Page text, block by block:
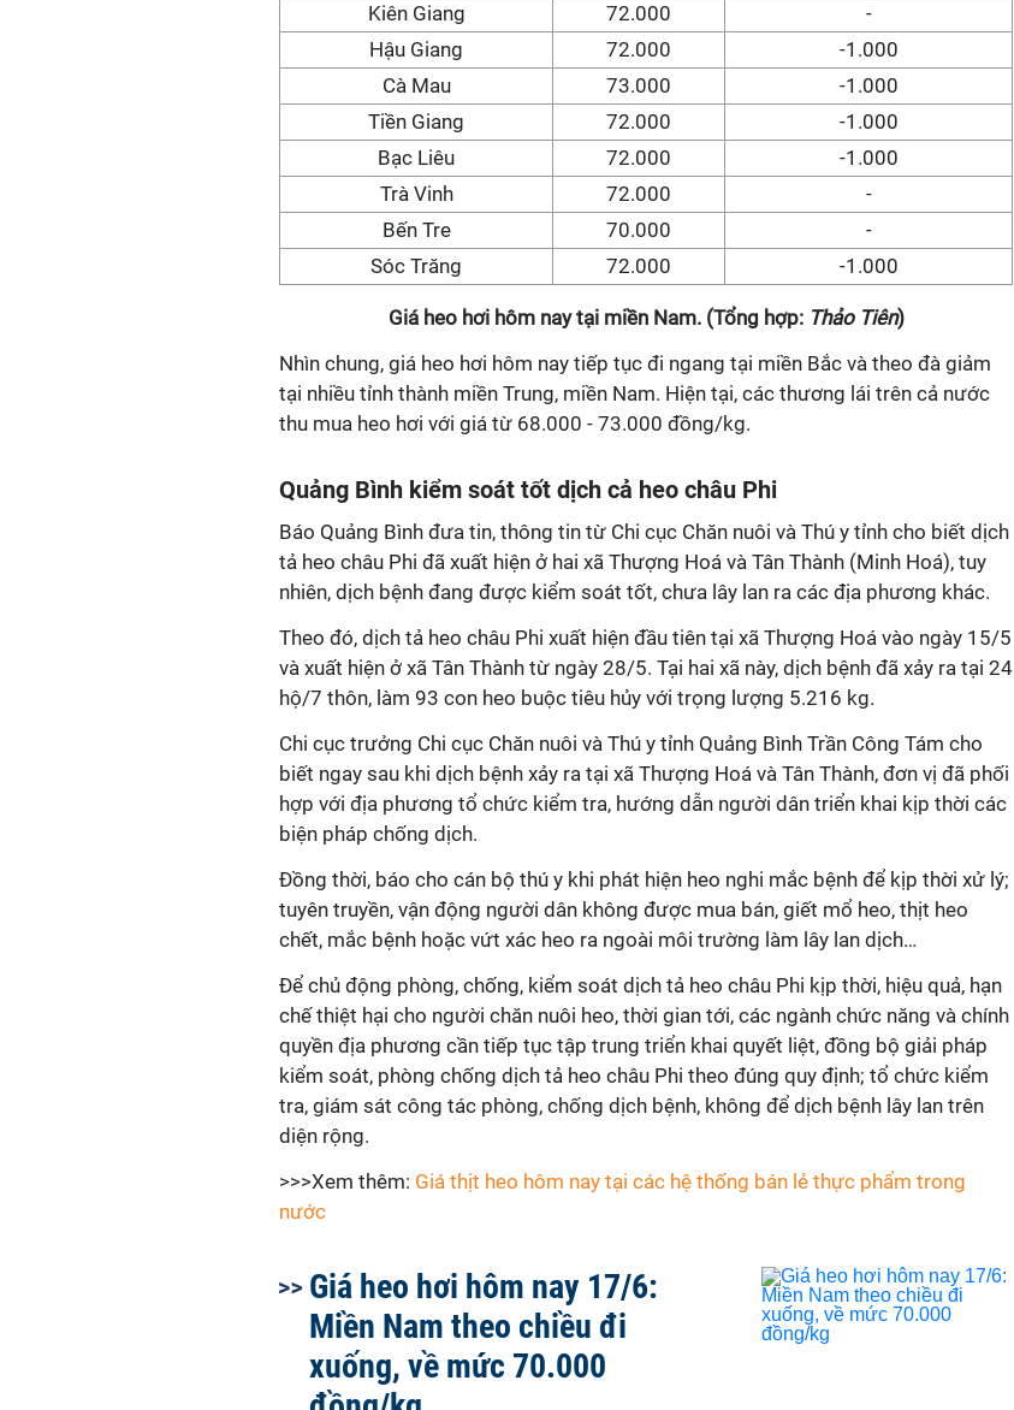
Kiên Giang
72.000
-
Hậu Giang
72.000
-1.000
Cà Mau
73.000
-1.000
Tiền Giang
72.000
-1.000
Bạc Liêu
72.000
-1.000
Trà Vinh
72.000
-
Bến Tre
70.000
-
Sóc Trăng
72.000 -1.000
Giá heo hơi hôm nay tại miền Nam. (Tổng hợp: Thảo Tiên)
Nhìn chung, giá heo hơi hôm nay tiếp tục đi ngang tại miền Bắc và theo đà giảm
tại nhiều tỉnh thành miền Trung, miền Nam. Hiện tại, các thương lái trên cả nước
thu mua heo hơi với giá từ 68.000 - 73.000 đồng/kg.
Quảng Bình kiểm soát tốt dịch cả heo châu Phi
Báo Quảng Bình đưa tin, thông tin từ Chi cục Chăn nuôi và Thú y tỉnh cho biết dịch
tả heo châu Phi đã xuất hiện ở hai xã Thượng Hoá và Tân Thành (Minh Hoá), tuy
nhiên, dịch bệnh đang được kiểm soát tốt, chưa lây lan ra các địa phương khác.
Theo đó, dịch tả heo châu Phi xuất hiện đầu tiên tại xã Thượng Hoá vào ngày 15/5
và xuất hiện ở xã Tân Thành từ ngày 28/5. Tại hai xã này, dịch bệnh đã xảy ra tại 24
hộ/7 thôn, làm 93 con heo buộc tiêu hủy với trọng lượng 5.216 kg.
Chi cục trưởng Chi cục Chăn nuôi và Thú y tỉnh Quảng Bình Trần Công Tám cho
biết ngay sau khi dịch bệnh xảy ra tại xã Thượng Hoá và Tân Thành, đơn vị đã phối
hợp với địa phương tổ chức kiểm tra, hướng dẫn người dân triển khai kịp thời các
biện pháp chống dịch.
Đồng thời, báo cho cán bộ thú y khi phát hiện heo nghi mắc bệnh để kịp thời xử lý;
tuyên truyền, vận động người dân không được mua bán, giết mổ heo, thịt heo
chết, mắc bệnh hoặc vứt xác heo ra ngoài môi trường làm lây lan dịch…
Để chủ động phòng, chống, kiểm soát dịch tả heo châu Phi kịp thời, hiệu quả, hạn
chế thiệt hại cho người chăn nuôi heo, thời gian tới, các ngành chức năng và chính
quyền địa phương cần tiếp tục tập trung triển khai quyết liệt, đồng bộ giải pháp
kiểm soát, phòng chống dịch tả heo châu Phi theo đúng quy định; tổ chức kiểm
tra, giám sát công tác phòng, chống dịch bệnh, không để dịch bệnh lây lan trên
diện rộng.
>>>Xem thêm: Giá thịt heo hôm nay tại các hệ thống bán lẻ thực phẩm trong
nước
Giá heo hơi hôm nay 17/6:
Miền Nam theo chiều đi
xuống, về mức 70.000